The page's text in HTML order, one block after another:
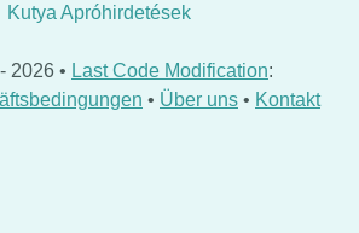
Kutya Apróhirdetések
2026 • Last Code Modification:
• Über uns • Kontakt